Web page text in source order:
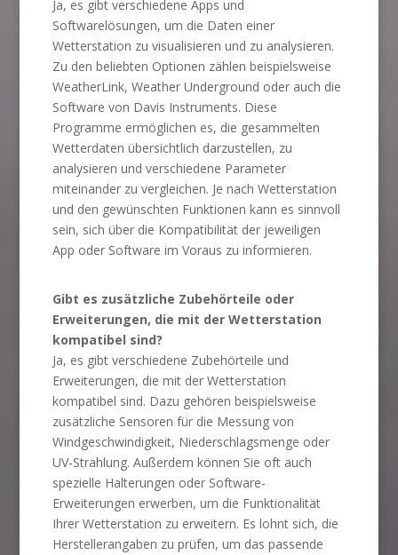
Ja, es gibt verschiedene Apps und
Softwarelösungen, um die Daten einer
Wetterstation zu visualisieren und zu analysieren.
Zu den beliebten Optionen zählen beispielsweise
WeatherLink, Weather Underground oder auch die
Software von Davis Instruments. Diese
Programme ermöglichen es, die gesammelten
Wetterdaten übersichtlich darzustellen, zu
analysieren und verschiedene Parameter
miteinander zu vergleichen. Je nach Wetterstation
und den gewünschten Funktionen kann es sinnvoll
sein, sich über die Kompatibilität der jeweiligen
App oder Software im Voraus zu informieren.
Gibt es zusätzliche Zubehörteile oder
Erweiterungen, die mit der Wetterstation
kompatibel sind?
Ja, es gibt verschiedene Zubehörteile und
Erweiterungen, die mit der Wetterstation
kompatibel sind. Dazu gehören beispielsweise
zusätzliche Sensoren für die Messung von
Windgeschwindigkeit, Niederschlagsmenge oder
UV-Strahlung. Außerdem können Sie oft auch
spezielle Halterungen oder Software-
Erweiterungen erwerben, um die Funktionalität
Ihrer Wetterstation zu erweitern. Es lohnt sich, die
Herstellerangaben zu prüfen, um das passende